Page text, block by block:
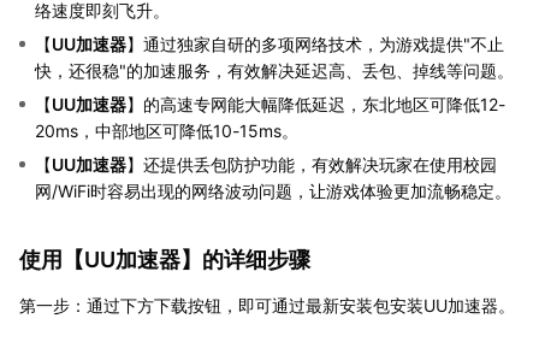
络速度即刻飞升。
【UU加速器】通过独家自研的多项网络技术，为游戏提供"不止
快，还很稳"的加速服务，有效解决延迟高、丢包、掉线等问题。
【UU加速器】的高速专网能大幅降低延迟，东北地区可降低12-
20ms，中部地区可降低10-15ms。
【UU加速器】还提供丢包防护功能，有效解决玩家在使用校园
网/WiFi时容易出现的网络波动问题，让游戏体验更加流畅稳定。
使用【UU加速器】的详细步骤
第一步：通过下方下载按钮，即可通过最新安装包安装UU加速器。